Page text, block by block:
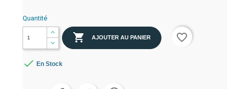
Quantité
 AJOUTER AU PANIER favorite_border
 En Stock